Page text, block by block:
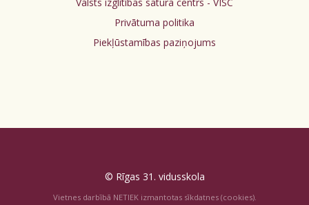
Privātuma politika
Piekļūstamības paziņojums
© Rīgas 31. vidusskola
Vietnes darbībā NETIEK izmantotas sīkdatnes (cookies).